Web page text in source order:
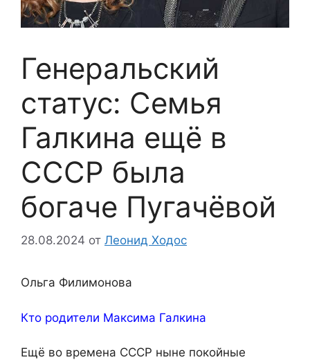
Генеральский
статус: Семья
Галкина ещё в
СССР была
богаче Пугачёвой
28.08.2024 от Леонид Ходос
Ольга Филимонова
Кто родители Максима Галкина
Ещё во времена СССР ныне покойные